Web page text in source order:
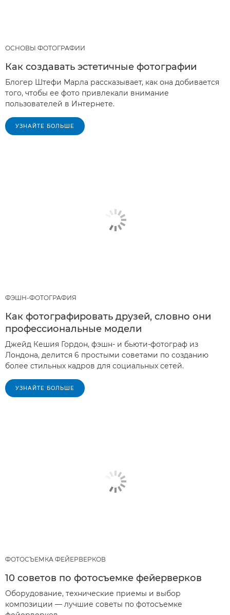
ОСНОВЫ ФОТОГРАФИИ
Как создавать эстетичные фотографии
Блогер Штефи Марла рассказывает, как она добивается
того, чтобы ее фото привлекали внимание
пользователей в Интернете.
УЗНАЙТЕ БОЛЬШЕ
ФЭШН-ФОТОГРАФИЯ
Как фотографировать друзей, словно они
профессиональные модели
Джейд Кешия Гордон, фэшн- и бьюти-фотограф из
Лондона, делится 6 простыми советами по созданию
более стильных кадров для социальных сетей.
УЗНАЙТЕ БОЛЬШЕ
ФОТОСЪЕМКА ФЕЙЕРВЕРКОВ
10 советов по фотосъемке фейерверков
Оборудование, технические приемы и выбор
композиции — лучшие советы по фотосъемке